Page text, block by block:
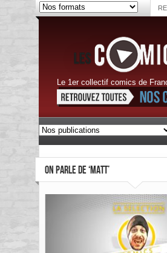
Le 1er collectif comics de
ON PARLE DE ‘MATT’